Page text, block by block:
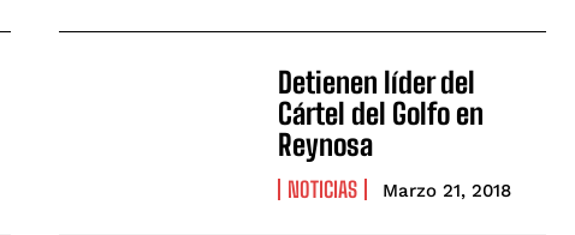
Detienen líder del
Cártel del Golfo en
Reynosa
NOTICIAS Marzo 21, 2018